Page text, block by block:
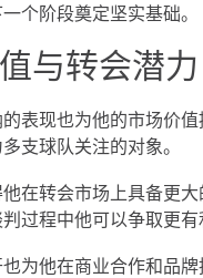
个阶段奠定坚实基础。
与转会潜力
表现也为他的市场价
支球队关注的对象。
在转会市场上具备更
过程中他可以争取更有
为他在商业合作和品